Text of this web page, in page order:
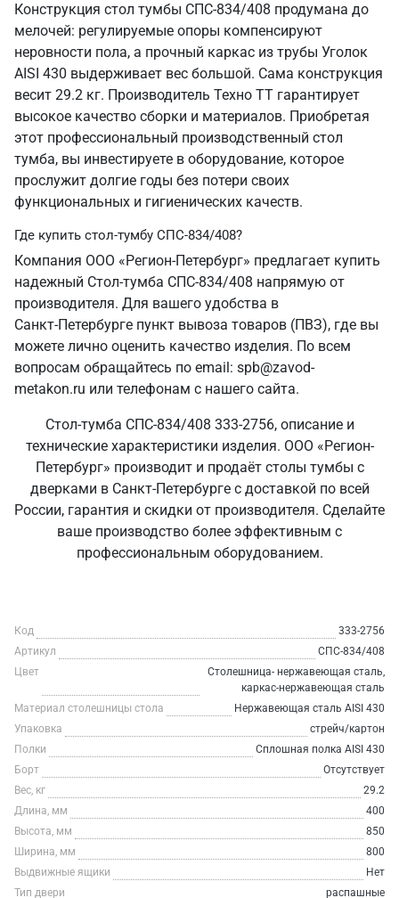
Конструкция стол тумбы СПС-834/408 продумана до
мелочей: регулируемые опоры компенсируют
неровности пола, а прочный каркас из трубы Уголок
AISI 430 выдерживает вес большой. Сама конструкция
весит 29.2 кг. Производитель Техно ТТ гарантирует
высокое качество сборки и материалов. Приобретая
этот профессиональный производственный стол
тумба, вы инвестируете в оборудование, которое
прослужит долгие годы без потери своих
функциональных и гигиенических качеств.
Где купить стол-тумбу СПС-834/408?
Компания ООО «Регион-Петербург» предлагает купить
надежный Стол-тумба СПС-834/408 напрямую от
производителя. Для вашего удобства в
Санкт‑Петербурге пункт вывоза товаров (ПВЗ), где вы
можете лично оценить качество изделия. По всем
вопросам обращайтесь по email: spb@zavod-
metakon.ru или телефонам с нашего сайта.
Стол-тумба СПС-834/408 333-2756, описание и
технические характеристики изделия. ООО «Регион-
Петербург» производит и продаёт столы тумбы с
дверками в Санкт‑Петербурге с доставкой по всей
России, гарантия и скидки от производителя. Сделайте
ваше производство более эффективным с
профессиональным оборудованием.
Код
333-2756
Артикул
СПС-834/408
Цвет
Столешница- нержавеющая сталь,
каркас-нержавеющая сталь
Материал столешницы стола
Нержавеющая сталь AISI 430
Упаковка
стрейч/картон
Полки
Сплошная полка AISI 430
Борт
Отсутствует
Вес, кг
29.2
Длина, мм
400
Высота, мм
850
Ширина, мм
800
Выдвижные ящики
Нет
Тип двери
распашные